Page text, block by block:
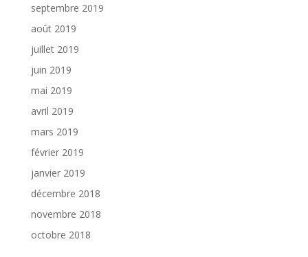
septembre 2019
août 2019
juillet 2019
juin 2019
mai 2019
avril 2019
mars 2019
février 2019
janvier 2019
décembre 2018
novembre 2018
octobre 2018